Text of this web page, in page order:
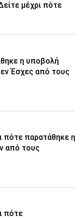
μέχρι πότε
η υποβολή
Έσχες από τους
πότε παρατάθηκε η
από τους
πότε